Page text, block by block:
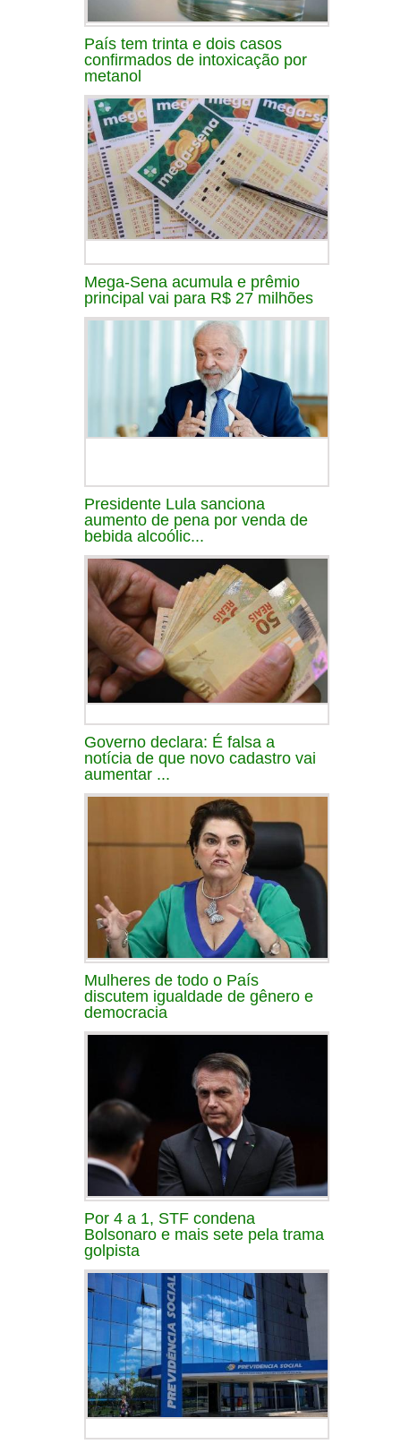
País tem trinta e dois casos
confirmados de intoxicação por
metanol
Mega-Sena acumula e prêmio
principal vai para R$ 27 milhões
Presidente Lula sanciona
aumento de pena por venda de
bebida alcoólic...
Governo declara: É falsa a
notícia de que novo cadastro vai
aumentar ...
Mulheres de todo o País
discutem igualdade de gênero e
democracia
Por 4 a 1, STF condena
Bolsonaro e mais sete pela trama
golpista